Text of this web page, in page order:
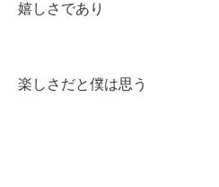
嬉しさであり
楽しさだと僕は思う